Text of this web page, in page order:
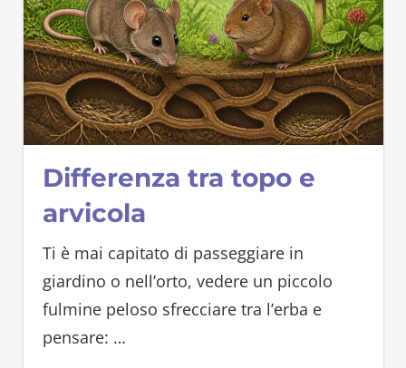
Differenza tra topo e
arvicola
Ti è mai capitato di passeggiare in
giardino o nell’orto, vedere un piccolo
fulmine peloso sfrecciare tra l’erba e
pensare: …